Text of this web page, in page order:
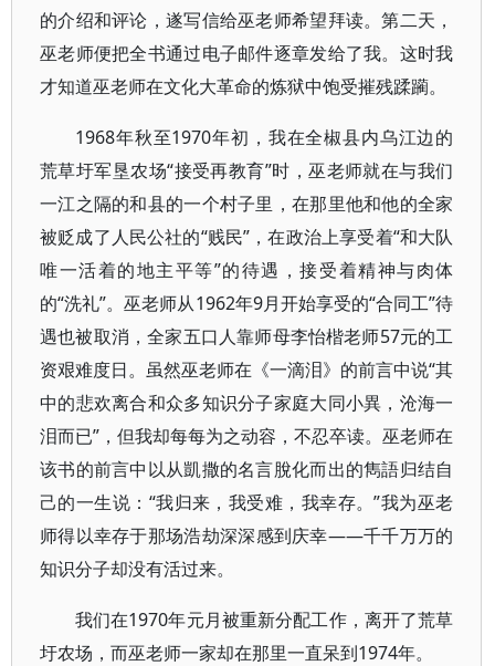
的介绍和评论，遂写信给巫老师希望拜读。第二天，
巫老师便把全书通过电子邮件逐章发给了我。这时我
才知道巫老师在文化大革命的炼狱中饱受摧残蹂躏。
1968年秋至1970年初，我在全椒县内乌江边的
荒草圩军垦农场“接受再教育”时，巫老师就在与我们
一江之隔的和县的一个村子里，在那里他和他的全家
被贬成了人民公社的“贱民”，在政治上享受着“和大队
唯一活着的地主平等”的待遇，接受着精神与肉体
的“洗礼”。巫老师从1962年9月开始享受的“合同工”待
遇也被取消，全家五口人靠师母李怡楷老师57元的工
资艰难度日。虽然巫老师在《一滴泪》的前言中说“其
中的悲欢离合和众多知识分子家庭大同小異，沧海一
泪而已”，但我却每每为之动容，不忍卒读。巫老师在
该书的前言中以从凱撒的名言脫化而出的雋語归结自
己的一生说：“我归来，我受难，我幸存。”我为巫老
师得以幸存于那场浩劫深深感到庆幸——千千万万的
知识分子却没有活过来。
我们在1970年元月被重新分配工作，离开了荒草
圩农场，而巫老师一家却在那里一直呆到1974年。